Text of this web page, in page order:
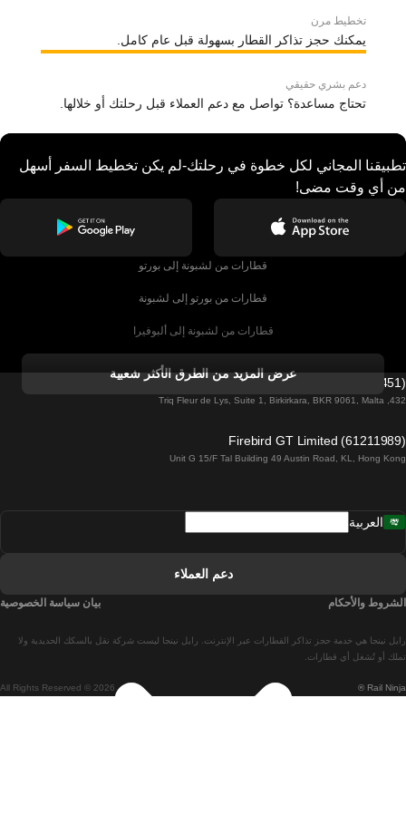
تخطيط مرن
يمكنك حجز تذاكر القطار بسهولة قبل عام كامل.
دعم بشري حقيقي
تحتاج مساعدة؟ تواصل مع دعم العملاء قبل رحلتك أو خلالها.
تطبيقنا المجاني لكل خطوة في رحلتك-لم يكن تخطيط السفر أسهل
من أي وقت مضى!
قطارات من لشبونة إلى بورتو
قطارات من بورتو إلى لشبونة
قطارات من لشبونة إلى ألبوفيرا
قطارات من ألبوفيرا إلى لشبونة
قطارات من لشبونة إلى لاغوس
قطارات من لشبونة إلى مدريد
قطارات من مدريد إلى برشلونة
عرض المزيد من الطرق الأكثر شعبية
Firebird GT Limited (OC 1451)
432, Triq Fleur de Lys, Suite 1, Birkirkara, BKR 9061, Malta
Firebird GT Limited (61211989)
Unit G 15/F Tal Building 49 Austin Road, KL, Hong Kong
Rail Ninja ®
All Rights Reserved © 2026
رايل نينجا هي خدمة حجز تذاكر القطارات عبر الإنترنت. رايل نينجا ليست شركة نقل بالسكك الحديدية ولا
تملك أو تُشغل أي قطارات.
العربية
دعم العملاء
الشروط والأحكام بيان سياسة الخصوصية